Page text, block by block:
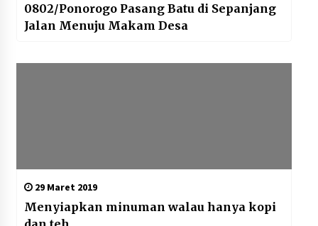
0802/Ponorogo Pasang Batu di Sepanjang
Jalan Menuju Makam Desa
29 Maret 2019
Menyiapkan minuman walau hanya kopi